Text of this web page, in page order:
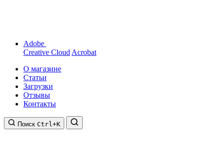
Adobe
Creative Cloud Acrobat
О магазине
Статьи
Загрузки
Отзывы
Контакты
Поиск Ctrl+K